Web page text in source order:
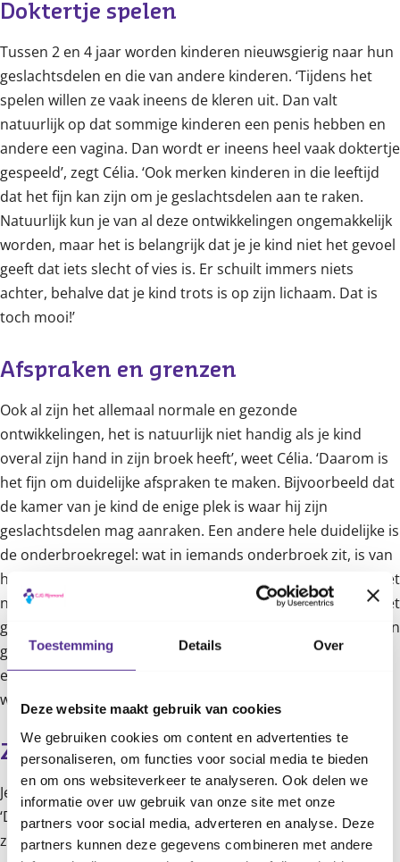
Toestemming Details Over
Deze website maakt gebruik van cookies
We gebruiken cookies om content en advertenties te
personaliseren, om functies voor social media te bieden
en om ons websiteverkeer te analyseren. Ook delen we
informatie over uw gebruik van onze site met onze
partners voor social media, adverteren en analyse. Deze
partners kunnen deze gegevens combineren met andere
Doktertje spelen
Tussen 2 en 4 jaar worden kinderen nieuwsgierig naar hun
geslachtsdelen en die van andere kinderen. ‘Tijdens het
spelen willen ze vaak ineens de kleren uit. Dan valt
natuurlijk op dat sommige kinderen een penis hebben en
andere een vagina. Dan wordt er ineens heel vaak doktertje
gespeeld’, zegt Célia. ‘Ook merken kinderen in die leeftijd
dat het fijn kan zijn om je geslachtsdelen aan te raken.
Natuurlijk kun je van al deze ontwikkelingen ongemakkelijk
worden, maar het is belangrijk dat je je kind niet het gevoel
geeft dat iets slecht of vies is. Er schuilt immers niets
achter, behalve dat je kind trots is op zijn lichaam. Dat is
toch mooi!’
Afspraken en grenzen
Ook al zijn het allemaal normale en gezonde
ontwikkelingen, het is natuurlijk niet handig als je kind
overal zijn hand in zijn broek heeft’, weet Célia. ‘Daarom is
het fijn om duidelijke afspraken te maken. Bijvoorbeeld dat
de kamer van je kind de enige plek is waar hij zijn
geslachtsdelen mag aanraken. Een andere hele duidelijke is
de onderbroekregel: wat in iemands onderbroek zit, is van
hem. Daar mag niemand aankomen. Zo leert je kind dat het
normaal is om grenzen te hebben en te respecteren als het
gaat om aanraken en knuffelen. En respecteer ook de eigen
grenzen die je kind heeft rond het onderwerp. Als je kind
een tante geen kus wil geven of niet bij iemand op schoot
wil, is dat ook oké.’
Zo praat je er makkelijker over
Je merkt vanzelf wanneer je kind nieuwsgierig wordt. Célia:
‘De kans is groot dat je veel vragen krijgt, of dat je situaties
ziet waarmee je je kind wilt helpen. Er zijn handige boekjes